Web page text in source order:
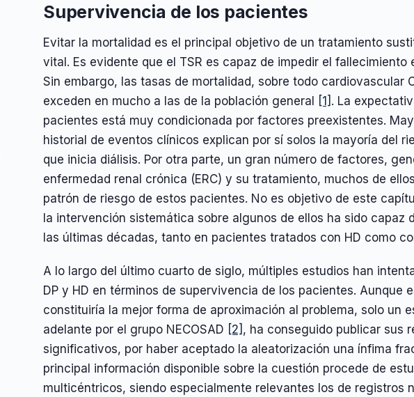
Supervivencia de los pacientes
Evitar la mortalidad es el principal objetivo de un tratamiento
vital. Es evidente que el TSR es capaz de impedir el fallecimiento
Sin embargo, las tasas de mortalidad, sobre todo cardiovascular
exceden en mucho a las de la población general [1] . La
pacientes está muy condicionada por factores preexistentes.
historial de eventos clínicos explican por sí solos la mayoría del
que inicia diálisis. Por otra parte, un gran número de factores,
enfermedad renal crónica (ERC) y su tratamiento, muchos de
patrón de riesgo de estos pacientes. No es objetivo de este
la intervención sistemática sobre algunos de ellos ha sido capaz
las últimas décadas, tanto en pacientes tratados con HD como
A lo largo del último cuarto de siglo, múltiples estudios han
DP y HD en términos de supervivencia de los pacientes. Aunque
constituiría la mejor forma de aproximación al problema, solo un
adelante por el grupo NECOSAD [2] , ha conseguido publicar sus
significativos, por haber aceptado la aleatorización una ínfima
principal información disponible sobre la cuestión procede de
multicéntricos, siendo especialmente relevantes los de registros